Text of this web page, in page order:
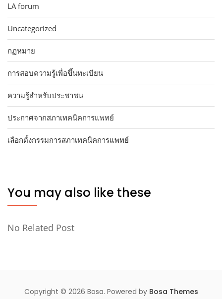
LA forum
Uncategorized
กฏหมาย
การสอบความรู้เพื่อขึ้นทะเบียน
ความรู้สำหรับประชาชน
ประกาศจากสภาเทคนิคการแพทย์
เลือกตั้งกรรมการสภาเทคนิคการแพทย์
You may also like these
No Related Post
Copyright © 2026 Bosa. Powered by Bosa Themes